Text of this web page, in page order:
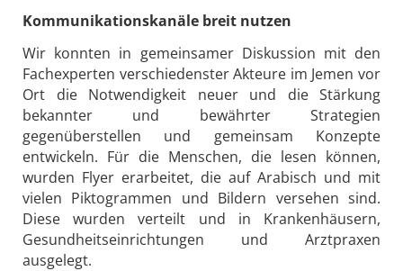
Kommunikationskanäle breit nutzen
Wir konnten in gemeinsamer Diskussion mit den
Fachexperten verschiedenster Akteure im Jemen vor
Ort die Notwendigkeit neuer und die Stärkung
bekannter und bewährter Strategien
gegenüberstellen und gemeinsam Konzepte
entwickeln. Für die Menschen, die lesen können,
wurden Flyer erarbeitet, die auf Arabisch und mit
vielen Piktogrammen und Bildern versehen sind.
Diese wurden verteilt und in Krankenhäusern,
Gesundheitseinrichtungen und Arztpraxen
ausgelegt.